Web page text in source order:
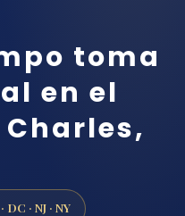
toma
en el
DC · NJ · NY